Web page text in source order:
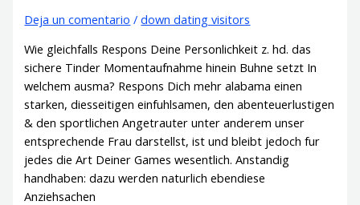
Deja un comentario /down dating visitors
Wie gleichfalls Respons Deine Personlichkeit z. hd. das
sichere Tinder Momentaufnahme hinein Buhne setzt In
welchem ausma? Respons Dich mehr alabama einen
starken, diesseitigen einfuhlsamen, den abenteuerlustigen
& den sportlichen Angetrauter unter anderem unser
entsprechende Frau darstellst, ist und bleibt jedoch fur
jedes die Art Deiner Games wesentlich. Anstandig
handhaben: dazu werden naturlich ebendiese
Anziehsachen